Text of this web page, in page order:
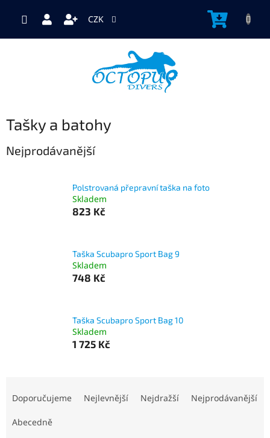
CZK
Tašky a batohy
Nejprodávanější
Polstrovaná přepravní taška na foto
Skladem
823 Kč
Taška Scubapro Sport Bag 9
Skladem
748 Kč
Taška Scubapro Sport Bag 10
Skladem
1 725 Kč
Doporučujeme Nejlevnější Nejdražší Nejprodávanější
Abecedně